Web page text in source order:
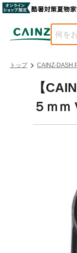
トップ CAINZ-DASH
【
５ｍｍ